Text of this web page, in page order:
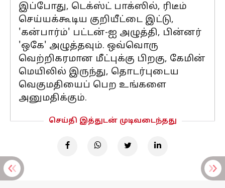
இப்போது, டெக்ஸ்ட் பாக்ஸில், ரிடீம்
செய்யக்கூடிய குறியீட்டை இட்டு,
'கன்பார்ம்' பட்டன்-ஐ அழுத்தி, பின்னர்
'ஒகே' அழுத்தவும். ஒவ்வொரு
வெற்றிகரமான மீட்புக்கு பிறகு, கேமின்
மெயிலில் இருந்து, தொடர்புடைய
வெகுமதியைப் பெற உங்களை
அனுமதிக்கும்.
செய்தி இத்துடன் முடிவடைந்தது